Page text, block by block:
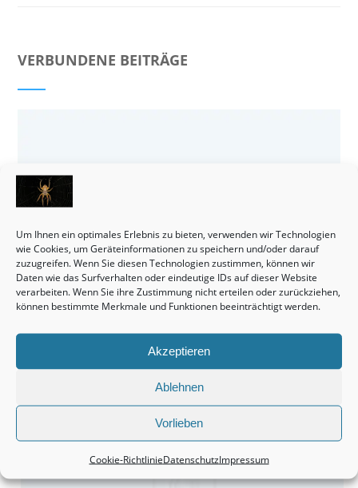
Um Ihnen ein optimales Erlebnis zu bieten, verwenden wir Technologien
wie Cookies, um Geräteinformationen zu speichern und/oder darauf
zuzugreifen. Wenn Sie diesen Technologien zustimmen, können wir
Daten wie das Surfverhalten oder eindeutige IDs auf dieser Website
verarbeiten. Wenn Sie ihre Zustimmung nicht erteilen oder zurückziehen,
können bestimmte Merkmale und Funktionen beeinträchtigt werden.
Akzeptieren
Ablehnen
Vorlieben
Cookie-RichtlinieDatenschutzImpressum
VERBUNDENE BEITRÄGE
Grundstücke sind durchaus eine interessante Anschaffung.